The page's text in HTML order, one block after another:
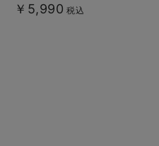
￥5,990 税込